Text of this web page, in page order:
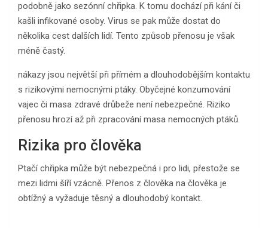
podobně jako sezónní chřipka. K tomu dochází při kání či
kašli infikované osoby. Virus se pak může dostat do
několika cest dalších lidí. Tento způsob přenosu je však
méně častý.
nákazy jsou největší při přímém a dlouhodobějším kontaktu
s rizikovými nemocnými ptáky. Obyčejné konzumování
vajec či masa zdravé drůbeže není nebezpečné. Riziko
přenosu hrozí až při zpracování masa nemocných ptáků.
Rizika pro člověka
Ptačí chřipka může být nebezpečná i pro lidi, přestože se
mezi lidmi šíří vzácně. Přenos z člověka na člověka je
obtížný a vyžaduje těsný a dlouhodobý kontakt.